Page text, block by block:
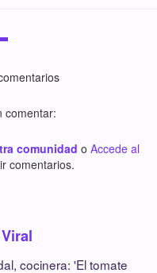
comentar:
comunidad o Accede al
comentarios.
cocinera: 'El tomate